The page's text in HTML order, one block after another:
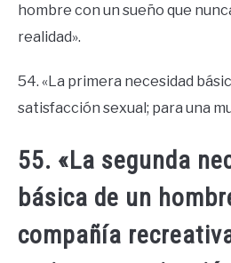
hombre con un sueño que
realidad».
54. «La primera necesidad
satisfacción sexual; para una
55. «La segunda
básica de un
compañía